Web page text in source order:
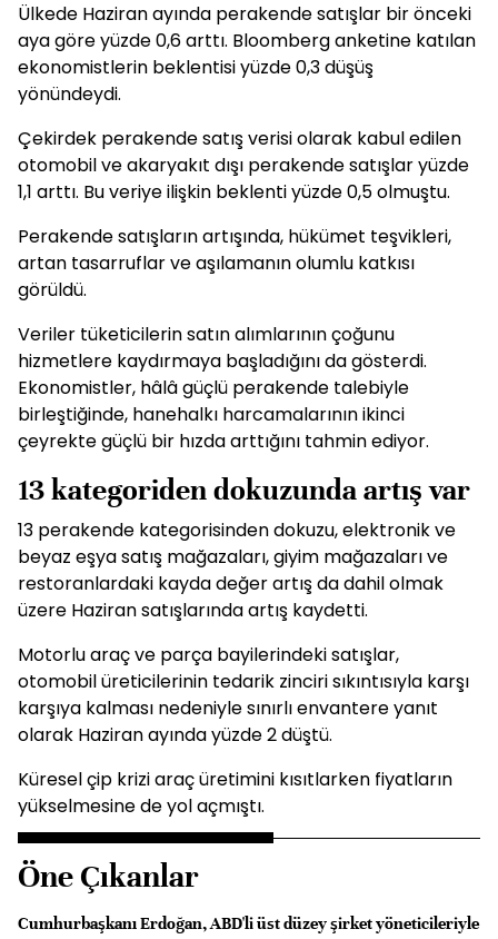
Ülkede Haziran ayında perakende satışlar bir önceki
aya göre yüzde 0,6 arttı. Bloomberg anketine katılan
ekonomistlerin beklentisi yüzde 0,3 düşüş
yönündeydi.
Çekirdek perakende satış verisi olarak kabul edilen
otomobil ve akaryakıt dışı perakende satışlar yüzde
1,1 arttı. Bu veriye ilişkin beklenti yüzde 0,5 olmuştu.
Perakende satışların artışında, hükümet teşvikleri,
artan tasarruflar ve aşılamanın olumlu katkısı
görüldü.
Veriler tüketicilerin satın alımlarının çoğunu
hizmetlere kaydırmaya başladığını da gösterdi.
Ekonomistler, hâlâ güçlü perakende talebiyle
birleştiğinde, hanehalkı harcamalarının ikinci
çeyrekte güçlü bir hızda arttığını tahmin ediyor.
13 kategoriden dokuzunda artış var
13 perakende kategorisinden dokuzu, elektronik ve
beyaz eşya satış mağazaları, giyim mağazaları ve
restoranlardaki kayda değer artış da dahil olmak
üzere Haziran satışlarında artış kaydetti.
Motorlu araç ve parça bayilerindeki satışlar,
otomobil üreticilerinin tedarik zinciri sıkıntısıyla karşı
karşıya kalması nedeniyle sınırlı envantere yanıt
olarak Haziran ayında yüzde 2 düştü.
Küresel çip krizi araç üretimini kısıtlarken fiyatların
yükselmesine de yol açmıştı.
Öne Çıkanlar
Cumhurbaşkanı Erdoğan, ABD'li üst düzey şirket yöneticileriyle